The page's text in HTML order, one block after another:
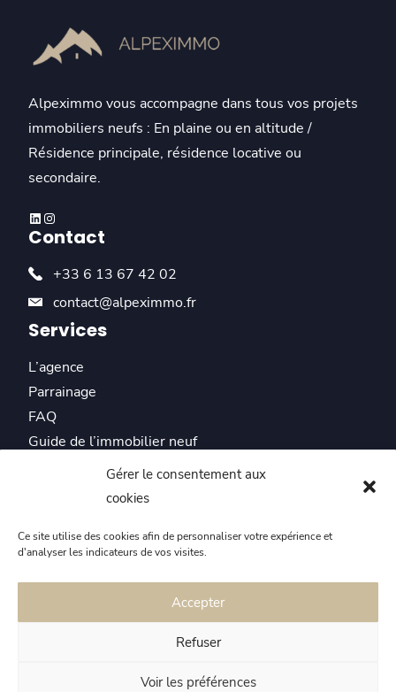
Gérer le consentement aux
cookies
Ce site utilise des cookies afin de personnaliser votre expérience et
d'analyser les indicateurs de vos visites.
Accepter
Refuser
Voir les préférences
Alpeximmo vous accompagne dans tous vos projets
immobiliers neufs : En plaine ou en altitude /
Résidence principale, résidence locative ou
secondaire.
Linkedin Instagram
Contact
+33 6 13 67 42 02
contact@alpeximmo.fr
Services
L’agence
Parrainage
FAQ
Guide de l’immobilier neuf
Témoignages
Plus de 40 promoteurs partenaires
Nos clients nous recommandent :